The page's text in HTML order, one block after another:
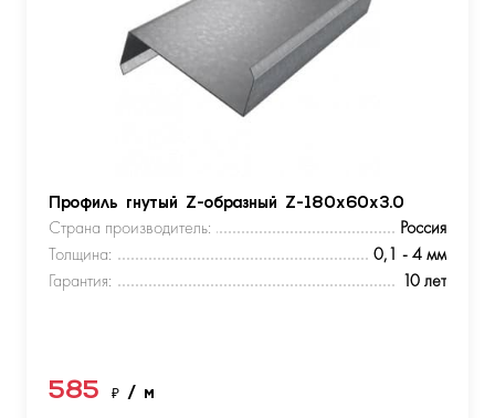
Профиль гнутый Z-образный Z-180х60х3.0
Страна производитель:
Россия
Толщина:
0,1 - 4 мм
Гарантия:
10 лет
585 ₽ / м